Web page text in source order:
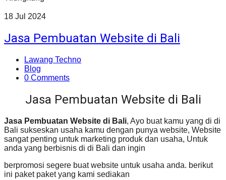
18 Jul 2024
Jasa Pembuatan Website di Bali
Lawang Techno
Blog
0 Comments
Jasa Pembuatan Website di Bali
Jasa Pembuatan Website di Bali, Ayo buat kamu yang di di
Bali sukseskan usaha kamu dengan punya website, Website
sangat penting untuk marketing produk dan usaha, Untuk
anda yang berbisnis di di Bali dan ingin
berpromosi segere buat website untuk usaha anda. berikut
ini paket paket yang kami sediakan